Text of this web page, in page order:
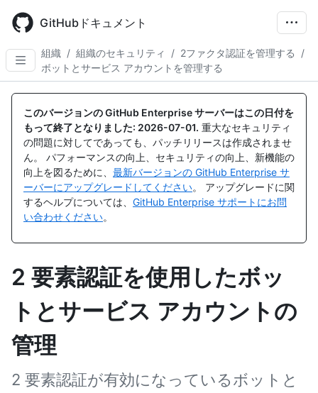
main
content
GitHubドキュメント
組織 / 組織のセキュリティ / 2ファクタ認証を管理する
/
ボットとサービス アカウントを管理する
このバージョンの GitHub Enterprise サーバーはこの日付を
もって終了となりました: 2026-07-01. 重大なセキュリティ
の問題に対してであっても、パッチリリースは作成されませ
ん。 パフォーマンスの向上、セキュリティの向上、新機能の
向上を図るために、 最新バージョンの GitHub Enterprise サ
ーバーにアップグレードしてください。 アップグレードに関
するヘルプについては、 GitHub Enterprise サポートにお問
い合わせください。
2 要素認証を使用したボッ
トとサービス アカウントの
管理
2 要素認証が有効になっているボットと